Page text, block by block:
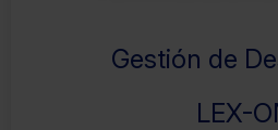
Gestión de
LEX-